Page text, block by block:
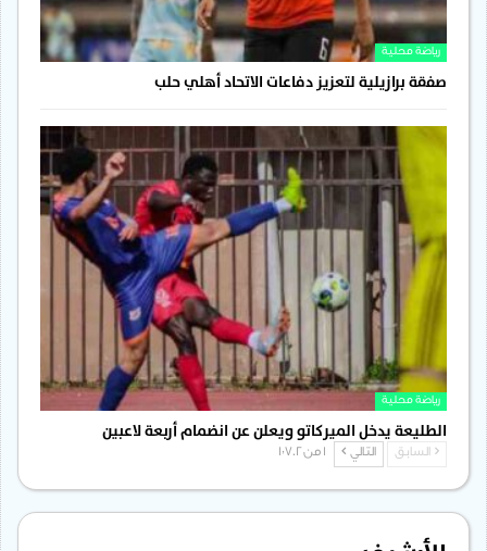
رياضة محلية
صفقة برازيلية لتعزيز دفاعات الاتحاد أهلي حلب
رياضة محلية
الطليعة يدخل الميركاتو ويعلن عن انضمام أربعة لاعبين
السابق التالي